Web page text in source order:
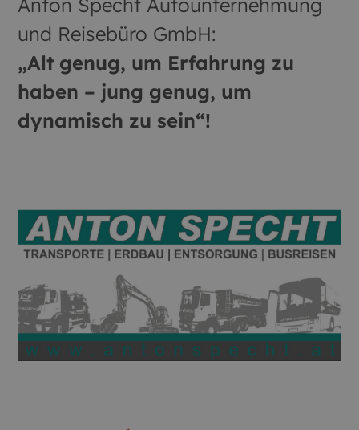
Anton Specht Autounternehmung
und Reisebüro GmbH:
„Alt genug, um Erfahrung zu
haben – jung genug, um
dynamisch zu sein“!